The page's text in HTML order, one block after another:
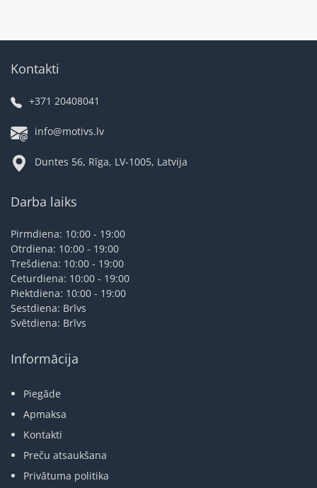
Kontakti
+371 20408041
info@motivs.lv
Duntes 56, Rīga, LV-1005, Latvija
Darba laiks
Pirmdiena: 10:00 - 19:00
Otrdiena: 10:00 - 19:00
Trešdiena: 10:00 - 19:00
Ceturdiena: 10:00 - 19:00
Piektdiena: 10:00 - 19:00
Sestdiena: Brīvs
Svētdiena: Brīvs
Informācija
Piegāde
Apmaksa
Kontakti
Preču atsaukšana
Privātuma politika